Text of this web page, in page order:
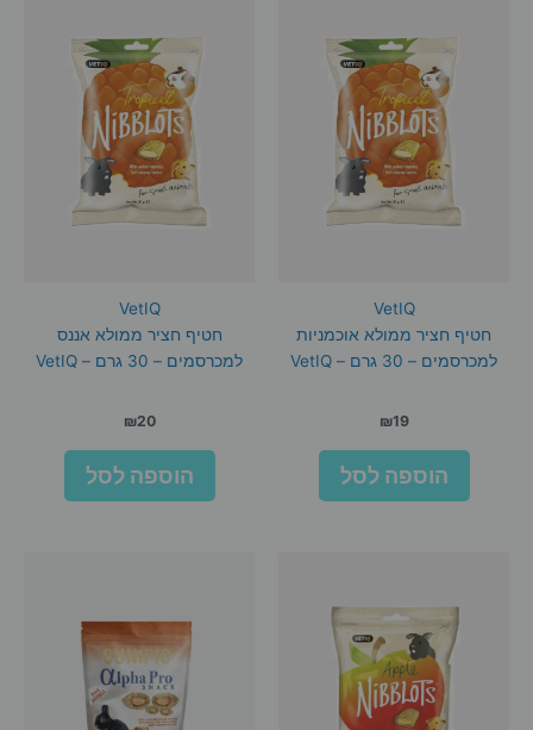
VetIQ
חטיף חציר ממולא אוכמניות
למכרסמים – 30 גרם – VetIQ
₪19
הוספה לסל
VetIQ
חטיף חציר ממולא אננס
למכרסמים – 30 גרם – VetIQ
₪20
הוספה לסל